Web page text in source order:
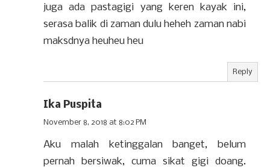
juga ada pastagigi yang keren kayak ini,
serasa balik di zaman dulu heheh zaman nabi
maksdnya heuheu heu
Reply
Ika Puspita
November 8, 2018 at 8:02 PM
Aku malah ketinggalan banget, belum
pernah bersiwak, cuma sikat gigi doang.